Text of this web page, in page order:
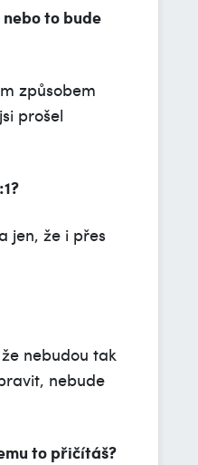
to bude
způsobem
prošel
jen, že i přes
nebudou tak
nebude
to přičítáš?